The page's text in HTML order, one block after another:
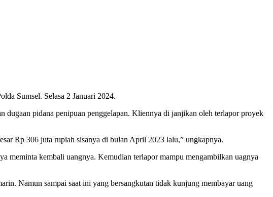
Sumsel. Selasa 2 Januari 2024.
dugaan pidana penipuan penggelapan. Kliennya di janjikan oleh terlapor proyek
Rp 306 juta rupiah sisanya di bulan April 2023 lalu,” ungkapnya.
meminta kembali uangnya. Kemudian terlapor mampu mengambilkan uagnya
Namun sampai saat ini yang bersangkutan tidak kunjung membayar uang